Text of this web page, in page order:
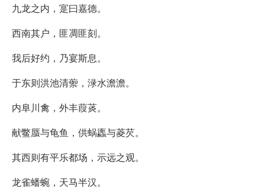
九龙之内，寔曰嘉德。
西南其户，匪凋匪刻。
我后好约，乃宴斯息。
于东则洪池清蘌，渌水澹澹。
内阜川禽，外丰葭菼。
献鳖蜃与龟鱼，供蜗蠯与菱芡。
其西则有平乐都场，示远之观。
龙雀蟠蜿，天马半汉。